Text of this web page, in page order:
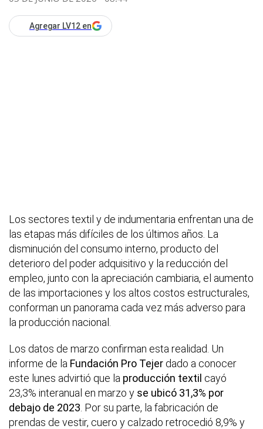
Agregar LV12 en
Los sectores textil y de indumentaria enfrentan una de
las etapas más difíciles de los últimos años. La
disminución del consumo interno, producto del
deterioro del poder adquisitivo y la reducción del
empleo, junto con la apreciación cambiaria, el aumento
de las importaciones y los altos costos estructurales,
conforman un panorama cada vez más adverso para
la producción nacional.
Los datos de marzo confirman esta realidad. Un
informe de la Fundación Pro Tejer dado a conocer
este lunes advirtió que la producción textil cayó
23,3% interanual en marzo y se ubicó 31,3% por
debajo de 2023 . Por su parte, la fabricación de
prendas de vestir, cuero y calzado retrocedió 8,9% y